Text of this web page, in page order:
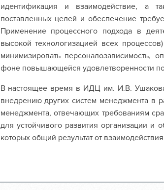
идентификация и взаимодействие, а
поставленных целей и обеспечение
Применение процессного подхода в
высокой технологизацией всех
минимизировать персоналозависимость,
фоне повышающейся удовлетворенности
В настоящее время в ИДЦ им. И.В. Ушакова
внедрению других систем менеджмента в
менеджмента, отвечающих требованиям
для устойчивого развития организации и
которых общий результат от